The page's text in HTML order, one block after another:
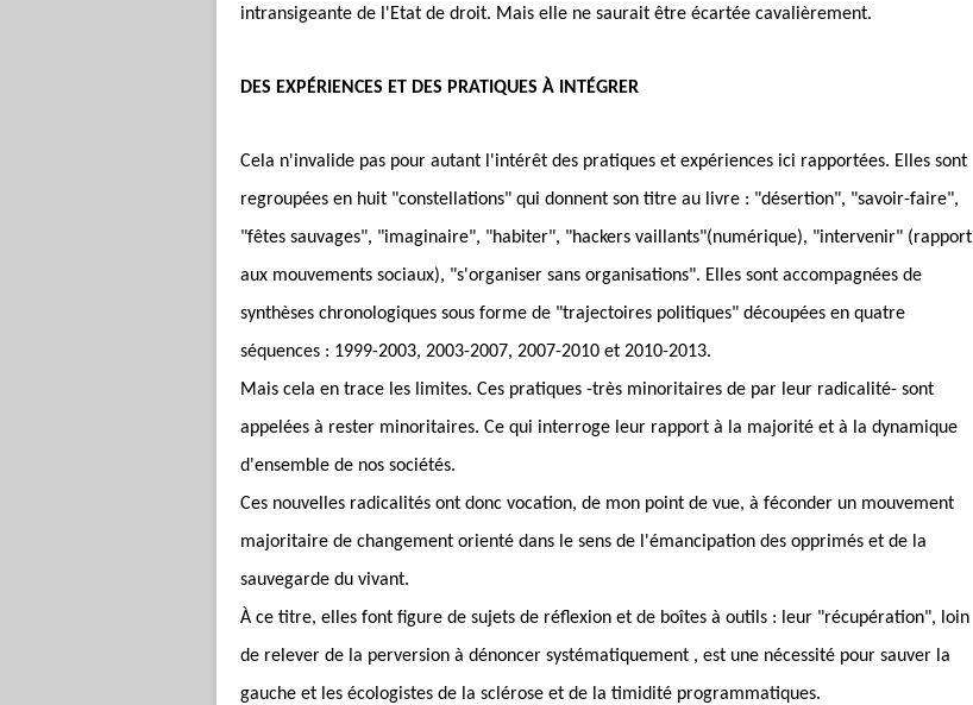
intransigeante de l'Etat de droit. Mais elle ne saurait être écartée cavalièrement.
DES EXP ÉRIENCES ET DES PRATIQUES À INTÉGRER
Cela n'invalide pas pour autant l'intérêt des pratiques et expériences ici rapportées. Elles sont
regroupées en huit "constellations" qui donnent son titre au livre : "désertion", "savoir-faire",
"fêtes sauvages", "imaginaire", "habiter", "hackers vaillants"(numérique), "intervenir" (rapport
aux mouvements sociaux), "s'organiser sans organisations". Elles sont accompagnées de
synthèses chronologiques sous forme de "trajectoires politiques" découpées en quatre
séquences : 1999-2003, 2003-2007, 2007-2010 et 2010-2013.
Mais cela en trace les limites. Ces pratiques -très minoritaires de par leur radicalité- sont
appelées à rester minoritaires. Ce qui interroge leur rapport à la majorité et à la dynamique
d'ensemble de nos sociétés.
Ces nouvelles radicalités ont donc vocation, de mon point de vue, à féconder un mouvement
majoritaire de changement orienté dans le sens de l'émancipation des opprimés et de la
sauvegarde du vivant.
À ce titre, elles font figure de sujets de réflexion et de boîtes à outils : leur "récupération", loin
de relever de la perversion à dénoncer systématiquement , est une nécessité pour sauver la
gauche et les écologistes de la sclérose et de la timidité programmatiques.